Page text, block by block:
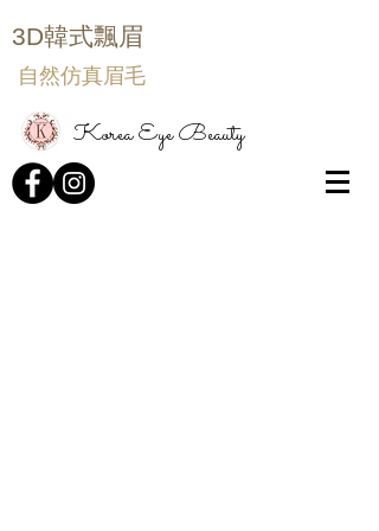
3D韓式飄眉
自然仿真眉毛
Korea Eye Beauty